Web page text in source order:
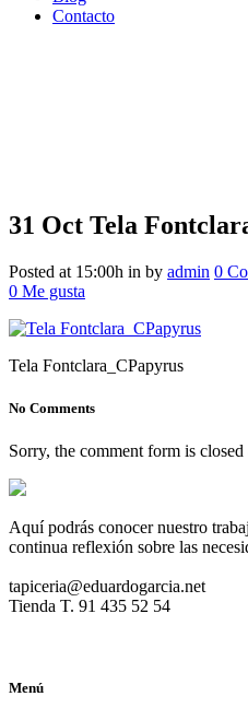
Contacto
Tela
31 Oct Tela
Posted at 15:00h in by admin 0
0 Me gusta
Tela Fontclara_CPapyrus
No Comments
Sorry, the comment form is closed
Aquí podrás conocer nuestro
continua reflexión sobre las
tapiceria@eduardogarcia.net
Tienda T. 91 435 52 54
Menú